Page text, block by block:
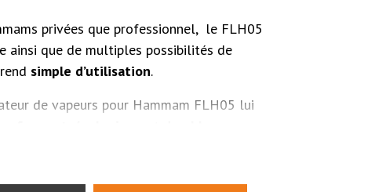
privées que professionnel, le FLH05
ainsi que de multiples possibilités de
simple d’utilisation.
de vapeurs pour Hammam FLH05 lui